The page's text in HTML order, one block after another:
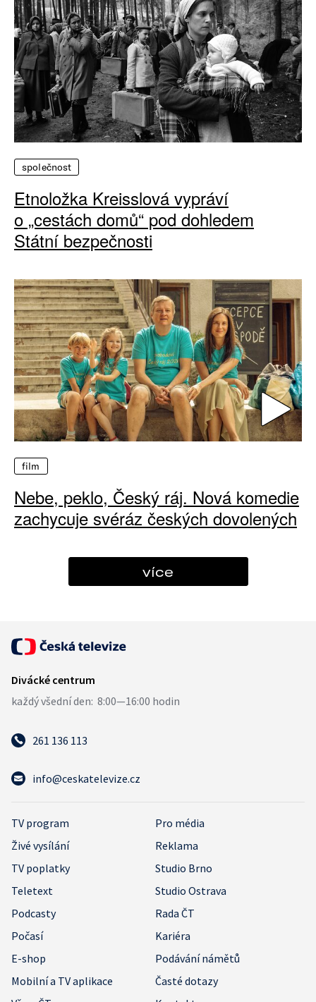
společnost
Etnoložka Kreisslová vypráví
o „cestách domů“ pod dohledem
Státní bezpečnosti
film
Nebe, peklo, Český ráj. Nová komedie
zachycuje svéráz českých dovolených
více
261 136 113
info@ceskatelevize.cz
TV program
Pro média
Živé vysílání
Reklama
TV poplatky
Studio Brno
Teletext
Studio Ostrava
Podcasty
Rada ČT
Počasí
Kariéra
E-shop
Podávání námětů
Mobilní a TV aplikace
Časté dotazy